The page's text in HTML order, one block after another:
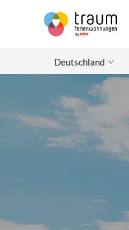
Deutschland